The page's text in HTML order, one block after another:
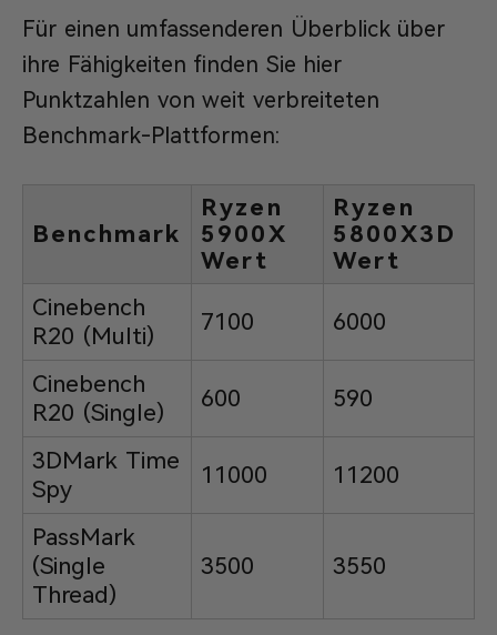
Für einen umfassenderen Überblick über
ihre Fähigkeiten finden Sie hier
Punktzahlen von weit verbreiteten
Benchmark-Plattformen:
Benchmark
Ryzen
5900X
Wert
Ryzen
5800X3D
Wert
Cinebench
R20 (Multi)
7100 6000
Cinebench
R20 (Single)
600 590
3DMark Time
Spy
11000 11200
PassMark
(Single
Thread)
3500 3550